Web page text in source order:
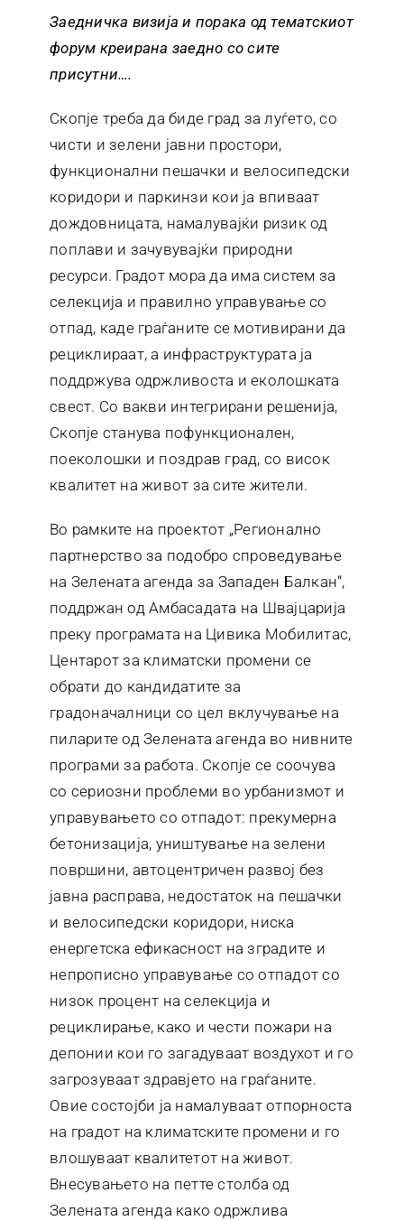
Заедничка визија и порака од тематскиот
форум креирана заедно со сите
присутни….
Скопје треба да биде град за луѓето, со
чисти и зелени јавни простори,
функционални пешачки и велосипедски
коридори и паркинзи кои ја впиваат
дождовницата, намалувајќи ризик од
поплави и зачувувајќи природни
ресурси. Градот мора да има систем за
селекција и правилно управување со
отпад, каде граѓаните се мотивирани да
рециклираат, а инфраструктурата ја
поддржува одржливоста и еколошката
свест. Со вакви интегрирани решенија,
Скопје станува пофункционален,
поеколошки и поздрав град, со висок
квалитет на живот за сите жители.
Во рамките на проектот „Регионално
партнерство за подобро спроведување
на Зелената агенда за Западен Балкан“,
поддржан од Амбасадата на Швајцарија
преку програмата на Цивика Мобилитас,
Центарот за климатски промени се
обрати до кандидатите за
градоначалници со цел вклучување на
пиларите од Зелената агенда во нивните
програми за работа. Скопје се соочува
со сериозни проблеми во урбанизмот и
управувањето со отпадот: прекумерна
бетонизација, уништување на зелени
површини, автоцентричен развој без
јавна расправа, недостаток на пешачки
и велосипедски коридори, ниска
енергетска ефикасност на зградите и
непрописно управување со отпадот со
низок процент на селекција и
рециклирање, како и чести пожари на
депонии кои го загадуваат воздухот и го
загрозуваат здравјето на граѓаните.
Овие состојби ја намалуваат отпорноста
на градот на климатските промени и го
влошуваат квалитетот на живот.
Внесувањето на петте столба од
Зелената агенда како одржлива